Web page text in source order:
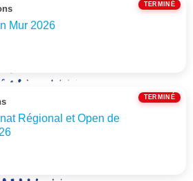
TERMINÉ
Mur 2026
TERMINÉ
Régional et Open de